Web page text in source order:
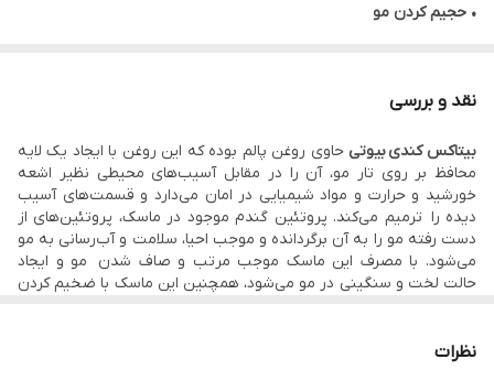
• حجیم کردن مو
• حجم ۱ کیلوگرم
• محصول کشور برزیل
نقد و بررسی
بیتاکس کندیبیوتی حاوی روغن پالم بوده که این روغن با ایجاد یک لایه
محافظ بر روی تار مو، آن را در مقابل آسیب‌های محیطی نظیر اشعه
خورشید و حرارت و مواد شیمیایی در امان می‌دارد و قسمت‌های آسیب‌
دیده را ترمیم می‌کند. پروتئین گندم موجود در ماسک، پروتئین‌های از
دست ‌رفته مو را به آن برگردانده و موجب احیا، سلامت و آب‌رسانی به مو
می‌شود. با مصرف این ماسک موجب مرتب و صاف شدن مو و ایجاد
حالت لخت و سنگینی در مو می‌شود، همچنین این ماسک با ضخیم کردن
نظرات